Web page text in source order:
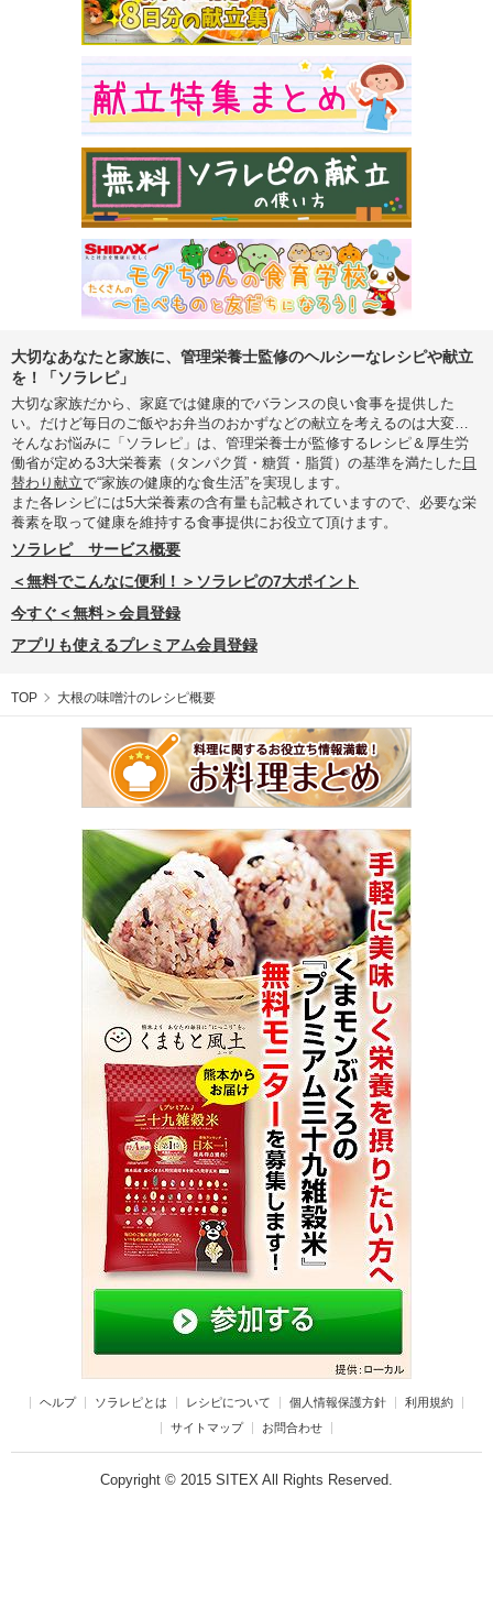
大切なあなたと家族に、管理栄養士監修のヘルシーなレシピや献立
を！「ソラレピ」
大切な家族だから、家庭では健康的でバランスの良い食事を提供した
い。だけど毎日のご飯やお弁当のおかずなどの献立を考えるのは大変…
そんなお悩みに「ソラレピ」は、管理栄養士が監修するレシピ＆厚生労
働省が定める3大栄養素（タンパク質・糖質・脂質）の基準を満たした 日
替わり献立で“家族の健康的な食生活”を実現します。
また各レシピには5大栄養素の含有量も記載されていますので、必要な栄
養素を取って健康を維持する食事提供にお役立て頂けます。
ソラレピ サービス概要
＜無料でこんなに便利！＞ソラレピの7大ポイント
今すぐ＜無料＞会員登録
アプリも使えるプレミアム会員登録
TOP 大根の味噌汁のレシピ概要
ヘルプ ソラレピとは レシピについて 個人情報保護方針
利用規約
サイトマップ
お問合わせ
Copyright © 2015 SITEX All Rights Reserved.